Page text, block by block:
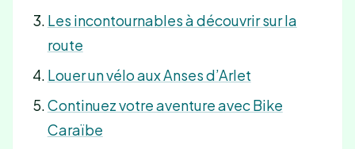
Les incontournables à découvrir sur la
route
Louer un vélo aux Anses d’Arlet
Continuez votre aventure avec Bike
Caraïbe